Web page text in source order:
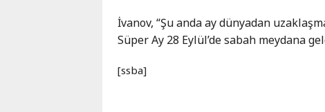
Krasnodar
Kray
İvanov, “Şu anda ay dünyadan
Süper Ay 28 Eylül’de sabah meydana
[ssba]